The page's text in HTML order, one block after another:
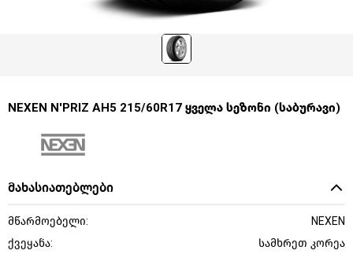
NEXEN N'PRIZ AH5 215/60R17 ყველა სეზონი (საბურავი)
მახასიათებლები
მწარმოებელი:
NEXEN
ქვეყანა:
სამხრეთ კორეა